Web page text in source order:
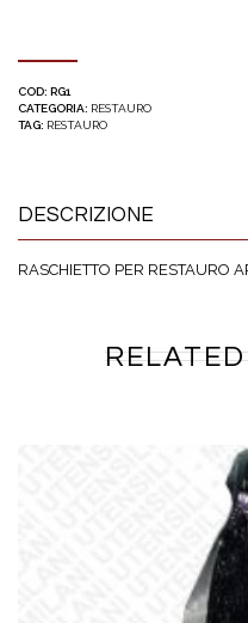
COD: RG1
CATEGORIA: RESTAURO
TAG: RESTAURO
DESCRIZIONE
RASCHIETTO PER RESTAURO